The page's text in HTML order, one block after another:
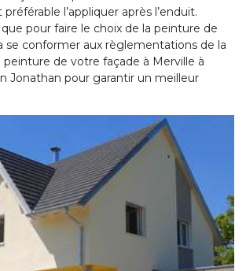
l’appliquer après l’enduit.
pour faire le choix de la peinture de
se conformer aux règlementations de la
peinture de votre façade à Merville à
Jonathan pour garantir un meilleur